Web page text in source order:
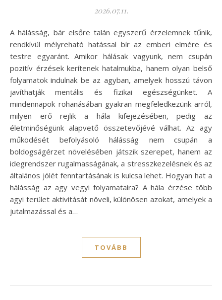
2026.07.11.
A hálásság, bár elsőre talán egyszerű érzelemnek tűnik,
rendkívül mélyreható hatással bír az emberi elmére és
testre egyaránt. Amikor hálásak vagyunk, nem csupán
pozitív érzések kerítenek hatalmukba, hanem olyan belső
folyamatok indulnak be az agyban, amelyek hosszú távon
javíthatják mentális és fizikai egészségünket. A
mindennapok rohanásában gyakran megfeledkezünk arról,
milyen erő rejlik a hála kifejezésében, pedig az
életminőségünk alapvető összetevőjévé válhat. Az agy
működését befolyásoló hálásság nem csupán a
boldogságérzet növelésében játszik szerepet, hanem az
idegrendszer rugalmasságának, a stresszkezelésnek és az
általános jólét fenntartásának is kulcsa lehet. Hogyan hat a
hálásság az agy vegyi folyamataira? A hála érzése több
agyi terület aktivitását növeli, különösen azokat, amelyek a
jutalmazással és a…
TOVÁBB